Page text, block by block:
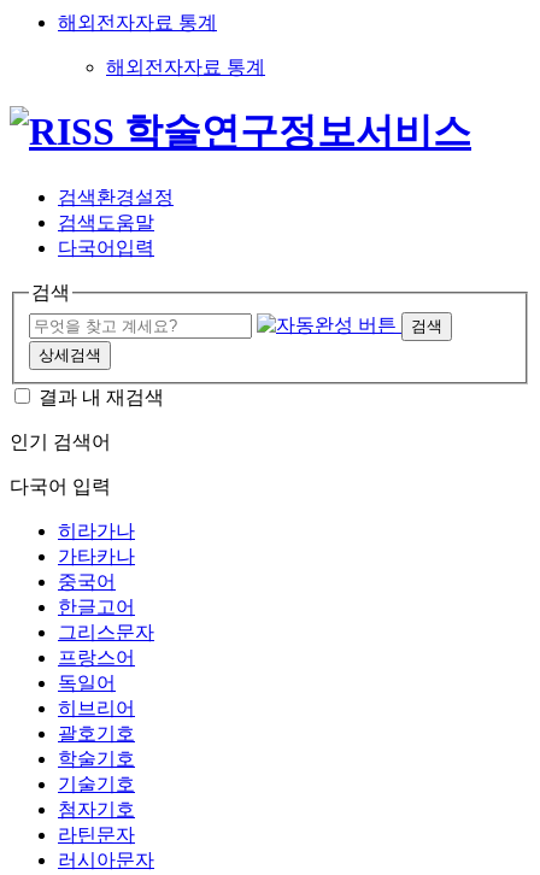
해외전자자료 통계
해외전자자료 통계
검색환경설정
검색도움말
다국어입력
검색
검색
상세검색
결과 내 재검색
인기 검색어
다국어 입력
히라가나
가타카나
중국어
한글고어
그리스문자
프랑스어
독일어
히브리어
괄호기호
학술기호
기술기호
첨자기호
라틴문자
러시아문자